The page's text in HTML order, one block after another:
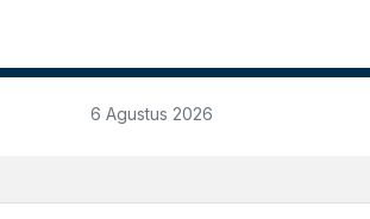
6 Agustus 2026